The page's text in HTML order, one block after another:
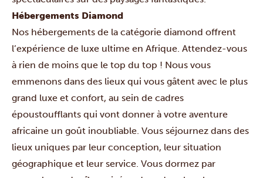
Hébergements Diamond
Nos hébergements de la catégorie diamond offrent
l’expérience de luxe ultime en Afrique. Attendez-vous
à rien de moins que le top du top ! Nous vous
emmenons dans des lieux qui vous gâtent avec le plus
grand luxe et confort, au sein de cadres
époustoufflants qui vont donner à votre aventure
africaine un goût inoubliable. Vous séjournez dans des
lieux uniques par leur conception, leur situation
géographique et leur service. Vous dormez par